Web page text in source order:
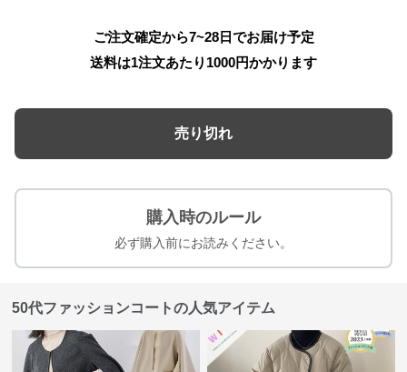
ご注文確定から7~28日でお届け予定
送料は1注文あたり 1000円かかります
売り切れ
購入時のルール
必ず購入前にお読みください。
50代ファッションコートの人気アイテム